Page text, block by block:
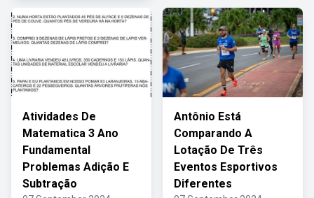
Atividades De
Matematica 3 Ano
Fundamental
Problemas Adição E
Subtração
Antônio Está
Comparando A
Lotação De Três
Eventos Esportivos
Diferentes